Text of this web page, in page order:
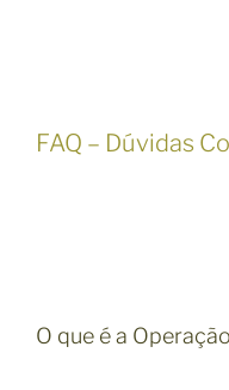
FAQ – Dúvidas
O que é a